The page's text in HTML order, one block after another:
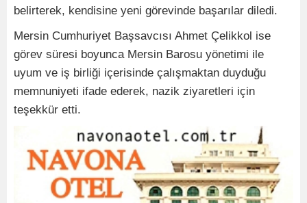
belirterek, kendisine yeni görevinde başarılar diledi.
Mersin Cumhuriyet Başsavcısı Ahmet Çelikkol ise
görev süresi boyunca Mersin Barosu yönetimi ile
uyum ve iş birliği içerisinde çalışmaktan duyduğu
memnuniyeti ifade ederek, nazik ziyaretleri için
teşekkür etti.